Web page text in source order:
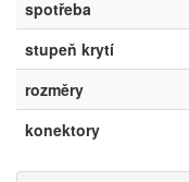
spotřeba
stupeň krytí
rozměry
konektory